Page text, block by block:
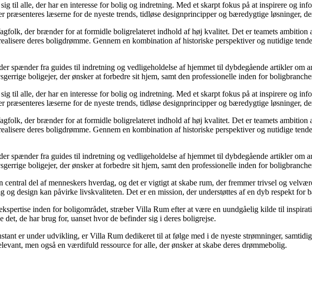
til alle, der har en interesse for bolig og indretning. Med et skarpt fokus på at inspirere og
præsenteres læserne for de nyeste trends, tidløse designprincipper og bæredygtige løsninger,
der brænder for at formidle boligrelateret indhold af høj kvalitet. Det er teamets
deres boligdrømme. Gennem en kombination af historiske perspektiver og nutidige
spænder fra guides til indretning og vedligeholdelse af hjemmet til dybdegående artikler om
boligejer, der ønsker at forbedre sit hjem, samt den professionelle inden for
til alle, der har en interesse for bolig og indretning. Med et skarpt fokus på at inspirere og
præsenteres læserne for de nyeste trends, tidløse designprincipper og bæredygtige løsninger,
der brænder for at formidle boligrelateret indhold af høj kvalitet. Det er teamets
deres boligdrømme. Gennem en kombination af historiske perspektiver og nutidige
spænder fra guides til indretning og vedligeholdelse af hjemmet til dybdegående artikler om
boligejer, der ønsker at forbedre sit hjem, samt den professionelle inden for
del af menneskers hverdag, og det er vigtigt at skabe rum, der fremmer trivsel og
og design kan påvirke livskvaliteten. Det er en mission, der understøttes af en dyb respekt
inden for boligområdet, stræber Villa Rum efter at være en uundgåelig kilde til
de har brug for, uanset hvor de befinder sig i deres boligrejse.
er under udvikling, er Villa Rum dedikeret til at følge med i de nyeste strømninger,
men også en værdifuld ressource for alle, der ønsker at skabe deres drømmebolig.